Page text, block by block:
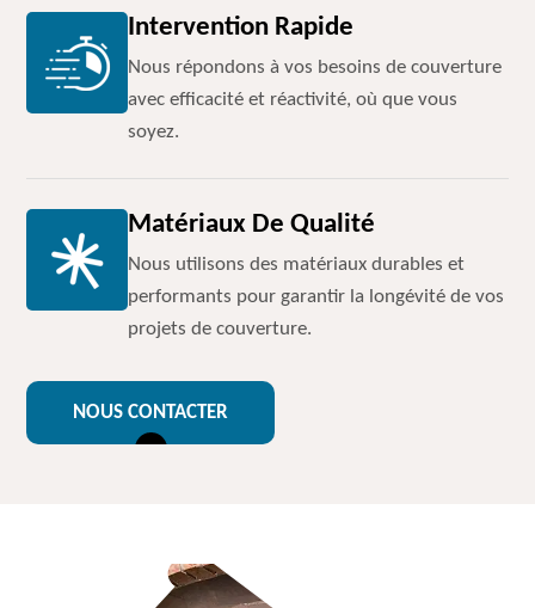
Intervention Rapide
Nous répondons à vos besoins de couverture
avec efficacité et réactivité, où que vous
soyez.
Matériaux De Qualité
Nous utilisons des matériaux durables et
performants pour garantir la longévité de vos
projets de couverture.
NOUS CONTACTER